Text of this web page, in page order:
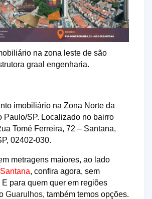
na zona leste de são
graal engenharia.
imobiliário na Zona Norte da
Paulo/SP. Localizado no bairro
Tomé Ferreira, 72 – Santana,
02402-030.
metragens maiores, ao lado
, confira agora, sem
para quem quer em regiões
Guarulhos, também temos opções.